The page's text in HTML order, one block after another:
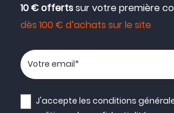
10 € offertssur votre première
dès 100 € d’achats sur le site
Votre adresse email
J'accepte lesconditions